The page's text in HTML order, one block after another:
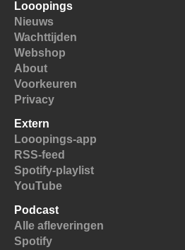
Looopings
Nieuws
Wachttijden
Webshop
About
Voorkeuren
Privacy
Extern
Looopings-app
RSS-feed
Spotify-playlist
YouTube
Podcast
Alle afleveringen
Spotify